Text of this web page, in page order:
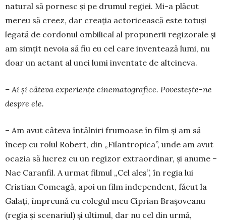
natural să pornesc și pe drumul regiei. Mi-a plăcut
mereu să creez, dar creația actoricească este totuși
legată de cordonul ombilical al propunerii regizorale și
am simțit nevoia să fiu eu cel care inventează lumi, nu
doar un actant al unei lumi inventate de altcineva.
– Ai și câteva experiențe cinematografice. Povestește-ne
despre ele.
– Am avut câteva întâlniri frumoase în film și am să
încep cu rolul Robert, din „Filantropica”, unde am avut
ocazia să lucrez cu un regizor extraordinar, și anume –
Nae Caranfil. A urmat filmul „Cel ales”, în regia lui
Cristian Comeagă, apoi un film independent, făcut la
Galați, împreună cu colegul meu Ciprian Brașoveanu
(regia și scenariul) și ultimul, dar nu cel din urmă,